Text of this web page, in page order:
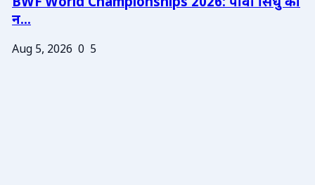
न...
Aug 5, 2026 0 5